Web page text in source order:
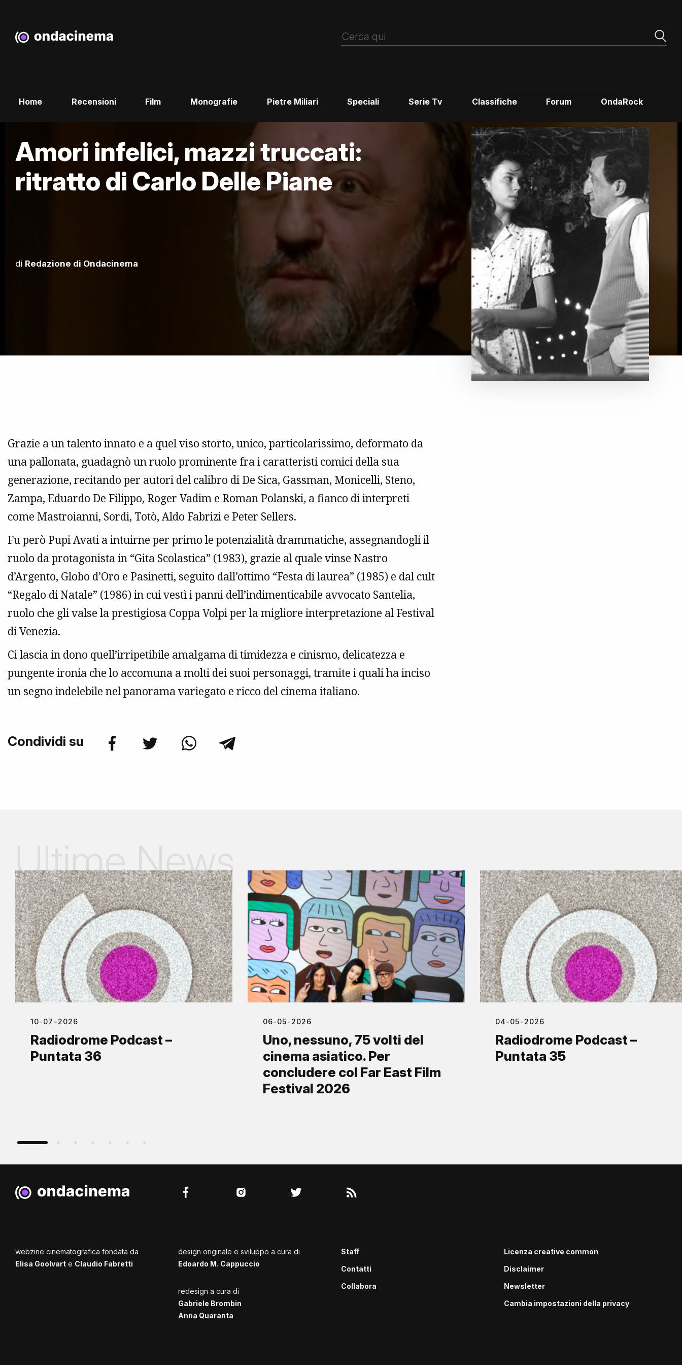
Home Recensioni Film Monografie Pietre Miliari Speciali Serie Tv Classifiche Forum OndaRock
Amori infelici, mazzi truccati:
ritratto di Carlo Delle Piane
di Redazione di Ondacinema
Grazie a un talento innato e a quel viso storto, unico, particolarissimo, deformato da
una pallonata, guadagnò un ruolo prominente fra i caratteristi comici della sua
generazione, recitando per autori del calibro di De Sica, Gassman, Monicelli, Steno,
Zampa, Eduardo De Filippo, Roger Vadim e Roman Polanski, a fianco di interpreti
come Mastroianni, Sordi, Totò, Aldo Fabrizi e Peter Sellers.
Fu però Pupi Avati a intuirne per primo le potenzialità drammatiche, assegnandogli il
ruolo da protagonista in “Gita Scolastica” (1983), grazie al quale vinse Nastro
d’Argento, Globo d’Oro e Pasinetti, seguito dall’ottimo “Festa di laurea” (1985) e dal cult
“Regalo di Natale” (1986) in cui vestì i panni dell’indimenticabile avvocato Santelia,
ruolo che gli valse la prestigiosa Coppa Volpi per la migliore interpretazione al Festival
di Venezia.
Ci lascia in dono quell’irripetibile amalgama di timidezza e cinismo, delicatezza e
pungente ironia che lo accomuna a molti dei suoi personaggi, tramite i quali ha inciso
un segno indelebile nel panorama variegato e ricco del cinema italiano.
Condividi su
Ultime News
10-07-2026
Radiodrome Podcast –
Puntata 36
06-05-2026
Uno, nessuno, 75 volti del
cinema asiatico. Per
concludere col Far East Film
Festival 2026
04-05-2026
Radiodrome Podcast –
Puntata 35
webzine cinematografica fondata da
Elisa Goolvart e Claudio Fabretti
design originale e sviluppo a cura di
Edoardo M. Cappuccio
redesign a cura di
Gabriele Brombin
Anna Quaranta
Staff
Contatti
Collabora
Licenza creative common
Disclaimer
Newsletter
Cambia impostazioni della privacy